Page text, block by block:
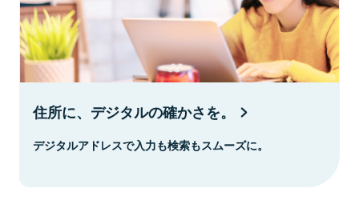
住所に、デジタルの確かさを。
デジタルアドレスで入力も検索もスムーズに。